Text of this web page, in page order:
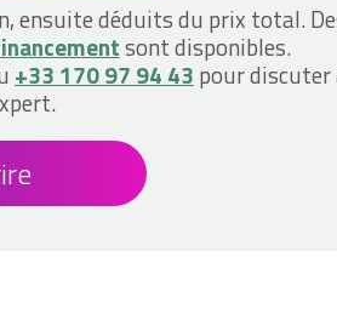
ensuite déduits du prix total.
sont disponibles.
+33 170 97 94 43 pour discuter